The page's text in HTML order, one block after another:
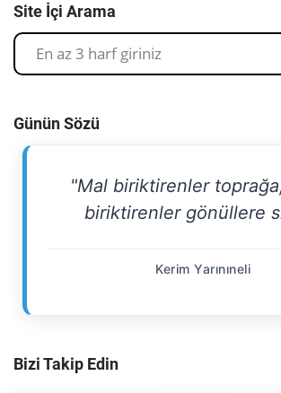
Site İçi Arama
Günün Sözü
"Mal biriktirenler
biriktirenler gönüllere
Kerim Yarınıneli
Bizi Takip Edin